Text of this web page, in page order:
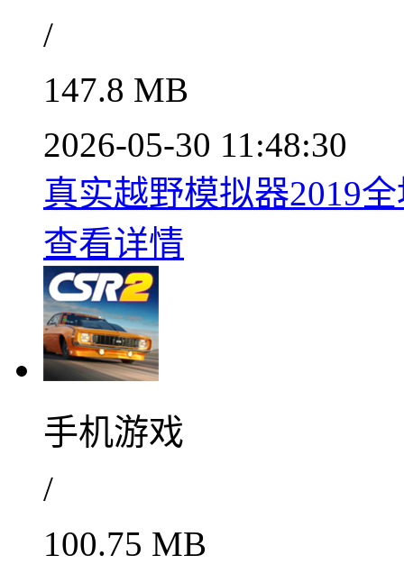
/
147.8 MB
2026-05-30 11:48:30
真实越野模拟器2019
查看详情
手机游戏
/
100.75 MB